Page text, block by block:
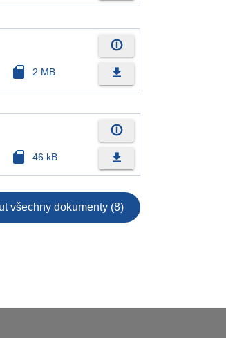
sd_card 2 MB
info_outline
file_download
sd_card 46 kB
info_outline
file_download
všechny dokumenty (8)